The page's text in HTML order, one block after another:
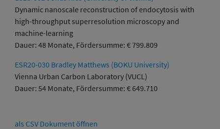
Dynamic nanoscale reconstruction of endocytosis with
high-throughput superresolution microscopy and
machine-learning
Dauer: 48 Monate, Fördersumme: € 799.809
ESR20-030 Bradley Matthews (BOKU University)
Vienna Urban Carbon Laboratory (VUCL)
Dauer: 54 Monate, Fördersumme: € 649.710
als CSV Dokument öffnen